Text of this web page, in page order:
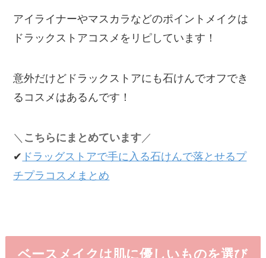
アイライナーやマスカラなどのポイントメイクは
ドラックストアコスメをリピしています！
意外だけどドラックストアにも石けんでオフでき
るコスメはあるんです！
＼ こちらにまとめています ／
✔︎ ドラッグストアで手に入る石けんで落とせるプ
チプラコスメまとめ
ベースメイクは肌に優しいものを選び